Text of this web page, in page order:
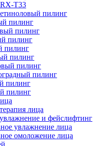
T33
пилинг
пилинг
пилинг
пилинг
пилинг
пилинг
пилинг
пилинг
пилинг
пилинг
лица
и фейслифтинг
увлажнение лица
омоложение лица